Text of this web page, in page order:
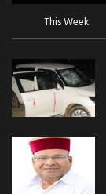
This Week